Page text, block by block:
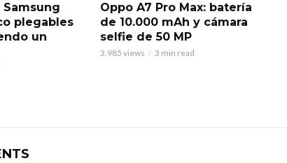
Samsung
plegables
un
Oppo A7 Pro Max: batería
de 10.000 mAh y cámara
selfie de 50 MP
3.985 views 3 min read